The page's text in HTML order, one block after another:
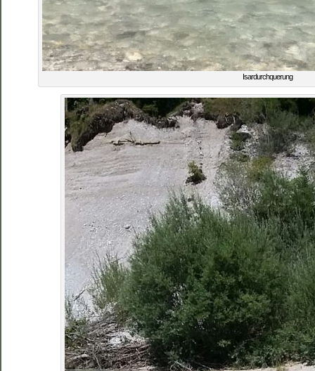
Isardurchquerung